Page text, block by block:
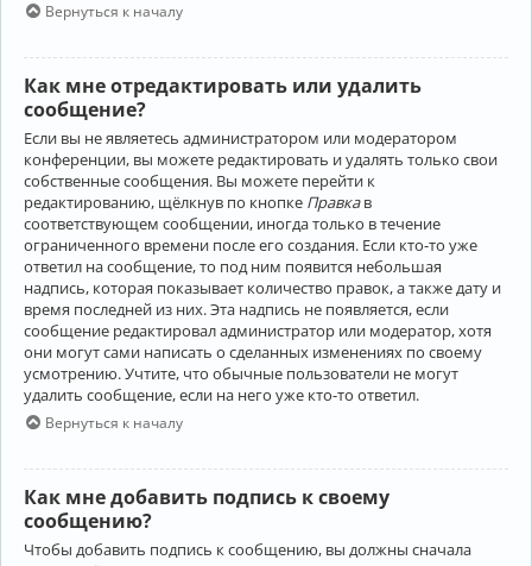
Вернуться к началу
Как мне отредактировать или удалить
сообщение?
Если вы не являетесь администратором или модератором
конференции, вы можете редактировать и удалять только свои
собственные сообщения. Вы можете перейти к
редактированию, щёлкнув по кнопке Правкав
соответствующем сообщении, иногда только в течение
ограниченного времени после его создания. Если кто-то уже
ответил на сообщение, то под ним появится небольшая
надпись, которая показывает количество правок, а также дату и
время последней из них. Эта надпись не появляется, если
сообщение редактировал администратор или модератор, хотя
они могут сами написать о сделанных изменениях по своему
усмотрению. Учтите, что обычные пользователи не могут
удалить сообщение, если на него уже кто-то ответил.
Вернуться к началу
Как мне добавить подпись к своему
сообщению?
Чтобы добавить подпись к сообщению, вы должны сначала